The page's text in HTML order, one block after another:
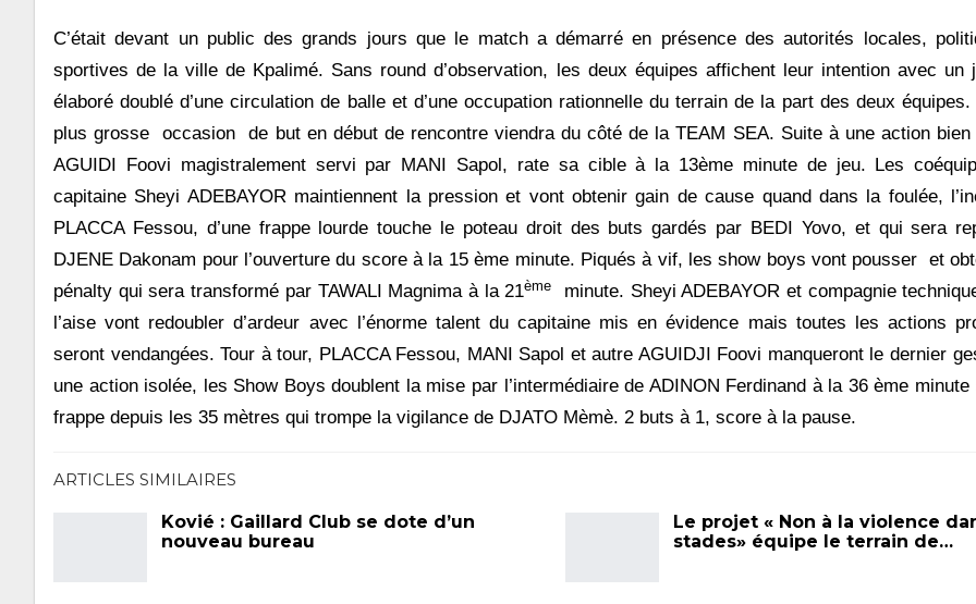
C’était devant un public des grands jours que le match a démarré en présence des autorités locales,
sportives de la ville de Kpalimé. Sans round d’observation, les deux équipes affichent leur intention avec un
élaboré doublé d’une circulation de balle et d’une occupation rationnelle du terrain de la part des deux
plus grosse occasion de but en début de rencontre viendra du côté de la TEAM SEA. Suite à une action bien
AGUIDI Foovi magistralement servi par MANI Sapol, rate sa cible à la 13ème minute de jeu. Les
capitaine Sheyi ADEBAYOR maintiennent la pression et vont obtenir gain de cause quand dans la foulée,
PLACCA Fessou, d’une frappe lourde touche le poteau droit des buts gardés par BEDI Yovo, et qui sera
DJENE Dakonam pour l’ouverture du score à la 15 ème minute. Piqués à vif, les show boys vont pousser et
pénalty qui sera transformé par TAWALI Magnima à la 21ème
minute. Sheyi ADEBAYOR et compagnie
l’aise vont redoubler d’ardeur avec l’énorme talent du capitaine mis en évidence mais toutes les actions
seront vendangées. Tour à tour, PLACCA Fessou, MANI Sapol et autre AGUIDJI Foovi manqueront le dernier
une action isolée, les Show Boys doublent la mise par l’intermédiaire de ADINON Ferdinand à la 36 ème minute
frappe depuis les 35 mètres qui trompe la vigilance de DJATO Mèmè. 2 buts à 1, score à la pause.
ARTICLES SIMILAIRES
Kovié : Gaillard Club se dote d’un
nouveau bureau
Le projet « Non à la violence
stades» équipe le terrain de…